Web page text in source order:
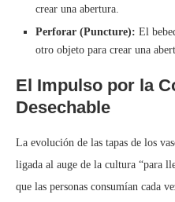
crear una abertura.
Perforar (Puncture): El
otro objeto para crear una
El Impulso por la
Desechable
La evolución de las tapas de los
ligada al auge de la cultura “para
que las personas consumían cada